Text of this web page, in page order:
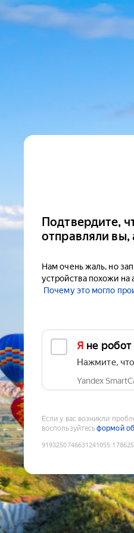
Подтвердите,
отправляли вы,
Нам очень жаль, но
устройства похожи на
Почему это могло
Я не робот
Нажмите,
Yandex
Если у вас возникли
воспользуйтесьформой
9193250746631241055: